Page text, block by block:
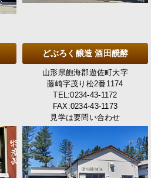
どぶろく醸造 酒田醗酵
山形県飽海郡遊佐町大字
藤崎字茂り松2番1174
TEL:0234-43-1172
FAX:0234-43-1173
見学は要問い合わせ